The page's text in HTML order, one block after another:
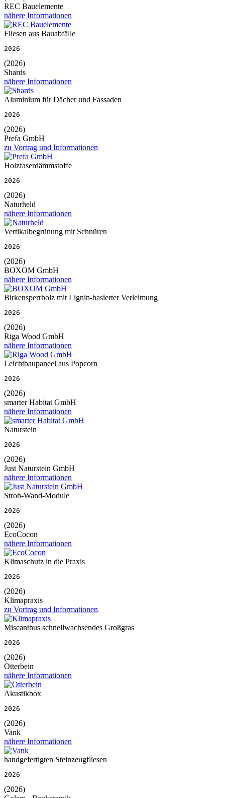
REC Bauelemente
nähere Informationen
Fliesen aus Bauabfälle
2026
(2026)
Shards
nähere Informationen
Aluminium für Dächer und Fassaden
2026
(2026)
Prefa GmbH
zu Vortrag und Informationen
Holzfaserdämmstoffe
2026
(2026)
Naturheld
nähere Informationen
Vertikalbegrünung mit Schnüren
2026
(2026)
BOXOM GmbH
nähere Informationen
Birkensperrholz mit Lignin-basierter Verleimung
2026
(2026)
Riga Wood GmbH
nähere Informationen
Leichtbaupaneel aus Popcorn
2026
(2026)
smarter Habitat GmbH
nähere Informationen
Naturstein
2026
(2026)
Just Naturstein GmbH
nähere Informationen
Stroh-Wand-Module
2026
(2026)
EcoCocon
nähere Informationen
Klimaschutz in die Praxis
2026
(2026)
Klimapraxis
zu Vortrag und Informationen
Miscanthus schnellwachsendes Großgras
2026
(2026)
Otterbein
nähere Informationen
Akustikbox
2026
(2026)
Vank
nähere Informationen
handgefertigten Steinzeugfliesen
2026
(2026)